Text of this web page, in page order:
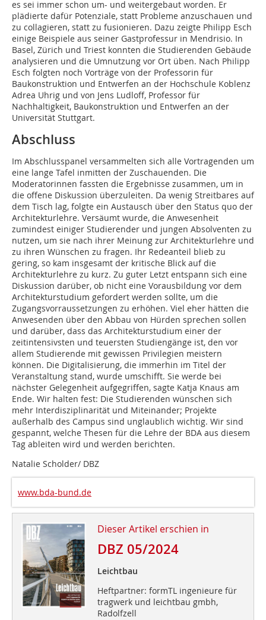
es sei immer schon um- und weitergebaut worden. Er
plädierte dafür Potenziale, statt Probleme anzuschauen und
zu collagieren, statt zu fusionieren. Dazu zeigte Philipp Esch
einige Beispiele aus seiner Gastprofessur in Mendrisio. In
Basel, Zürich und Triest konnten die Studierenden Gebäude
analysieren und die Umnutzung vor Ort üben. Nach Philipp
Esch folgten noch Vorträge von der Professorin für
Baukonstruktion und Entwerfen an der Hochschule Koblenz
Adrea Uhrig und von Jens Ludloff, Professor für
Nachhaltigkeit, Baukonstruktion und Entwerfen an der
Universität Stuttgart.
Abschluss
Im Abschlusspanel versammelten sich alle Vortragenden um
eine lange Tafel inmitten der Zuschauenden. Die
Moderatorinnen fassten die Ergebnisse zusammen, um in
die offene Diskussion überzuleiten. Da wenig Streitbares auf
dem Tisch lag, folgte ein Austausch über den Status quo der
Architekturlehre. Versäumt wurde, die Anwesenheit
zumindest einiger Studierender und jungen Absolventen zu
nutzen, um sie nach ihrer Meinung zur Architekturlehre und
zu ihren Wünschen zu fragen. Ihr Redeanteil blieb zu
gering, so kam insgesamt der kritische Blick auf die
Architekturlehre zu kurz. Zu guter Letzt entspann sich eine
Diskussion darüber, ob nicht eine Vorausbildung vor dem
Architekturstudium gefordert werden sollte, um die
Zugangsvorraussetzungen zu erhöhen. Viel eher hätten die
Anwesenden über den Abbau von Hürden sprechen sollen
und darüber, dass das Architekturstudium einer der
zeitintensivsten und teuersten Studiengänge ist, den vor
allem Studierende mit gewissen Privilegien meis­tern
können. Die Digitalisierung, die immerhin im Titel der
Veranstaltung stand, wurde umschifft. Sie werde bei
nächster Gelegenheit aufgegriffen, sagte Katja Knaus am
Ende. Wir halten fest: Die Studierenden wünschen sich
mehr Interdisziplinarität und Miteinander; Projekte
außerhalb des Campus sind unglaublich wichtig. Wir sind
gespannt, welche Thesen für die Lehre der BDA aus diesem
Tag ableiten wird und werden berichten.
Natalie Scholder/ DBZ
www.bda-bund.de
Dieser Artikel erschien in
DBZ 05/2024
Leichtbau
Heftpartner: formTL ingenieure für
tragwerk und leichtbau gmbh,
Radolfzell